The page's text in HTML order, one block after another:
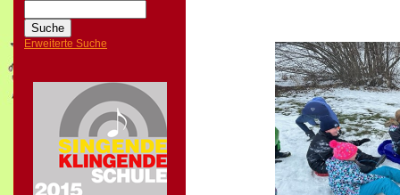
Erweiterte Suche